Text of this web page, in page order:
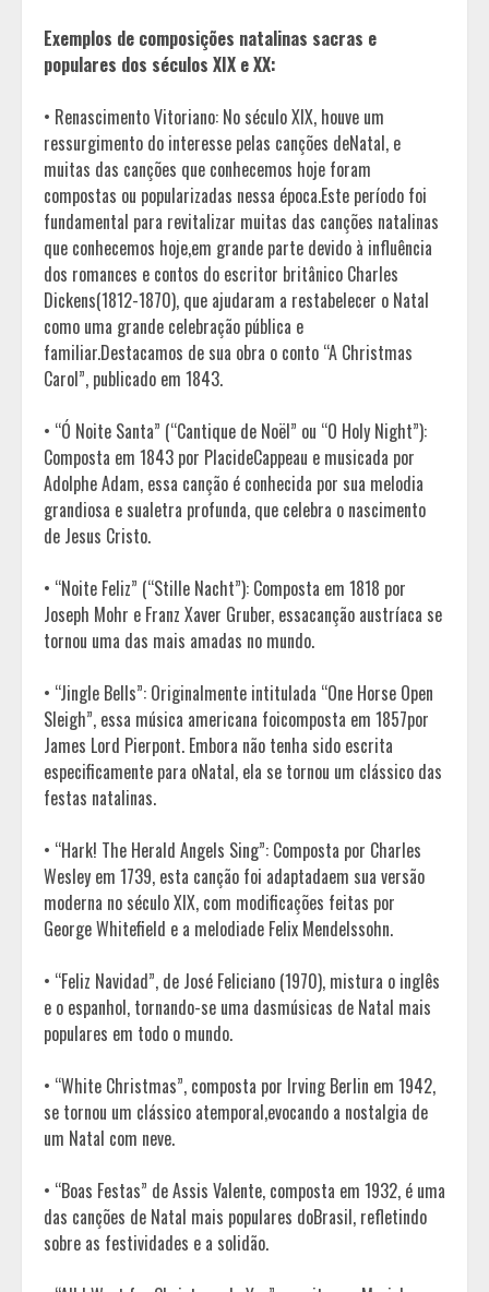
Exemplos de composições natalinas sacras e
populares dos séculos XIX e XX:
• Renascimento Vitoriano: No século XIX, houve um
ressurgimento do interesse pelas canções deNatal, e
muitas das canções que conhecemos hoje foram
compostas ou popularizadas nessa época.Este período foi
fundamental para revitalizar muitas das canções natalinas
que conhecemos hoje,em grande parte devido à influência
dos romances e contos do escritor britânico Charles
Dickens(1812-1870), que ajudaram a restabelecer o Natal
como uma grande celebração pública e
familiar.Destacamos de sua obra o conto “A Christmas
Carol”, publicado em 1843.
• “Ó Noite Santa” (“Cantique de Noël” ou “O Holy Night”):
Composta em 1843 por PlacideCappeau e musicada por
Adolphe Adam, essa canção é conhecida por sua melodia
grandiosa e sualetra profunda, que celebra o nascimento
de Jesus Cristo.
• “Noite Feliz” (“Stille Nacht”): Composta em 1818 por
Joseph Mohr e Franz Xaver Gruber, essacanção austríaca se
tornou uma das mais amadas no mundo.
• “Jingle Bells”: Originalmente intitulada “One Horse Open
Sleigh”, essa música americana foicomposta em 1857por
James Lord Pierpont. Embora não tenha sido escrita
especificamente para oNatal, ela se tornou um clássico das
festas natalinas.
• “Hark! The Herald Angels Sing”: Composta por Charles
Wesley em 1739, esta canção foi adaptadaem sua versão
moderna no século XIX, com modificações feitas por
George Whitefield e a melodiade Felix Mendelssohn.
• “Feliz Navidad”, de José Feliciano (1970), mistura o inglês
e o espanhol, tornando-se uma dasmúsicas de Natal mais
populares em todo o mundo.
• “White Christmas”, composta por Irving Berlin em 1942,
se tornou um clássico atemporal,evocando a nostalgia de
um Natal com neve.
• “Boas Festas” de Assis Valente, composta em 1932, é uma
das canções de Natal mais populares doBrasil, refletindo
sobre as festividades e a solidão.